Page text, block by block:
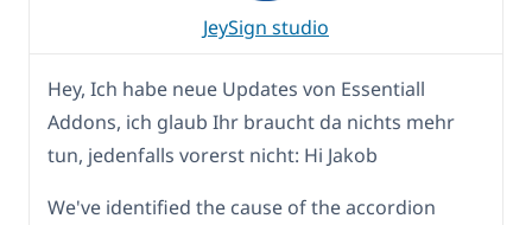
JeySign studio
Hey, Ich habe neue Updates von Essentiall
Addons, ich glaub Ihr braucht da nichts mehr
tun, jedenfalls vorerst nicht: Hi Jakob
We've identified the cause of the accordion